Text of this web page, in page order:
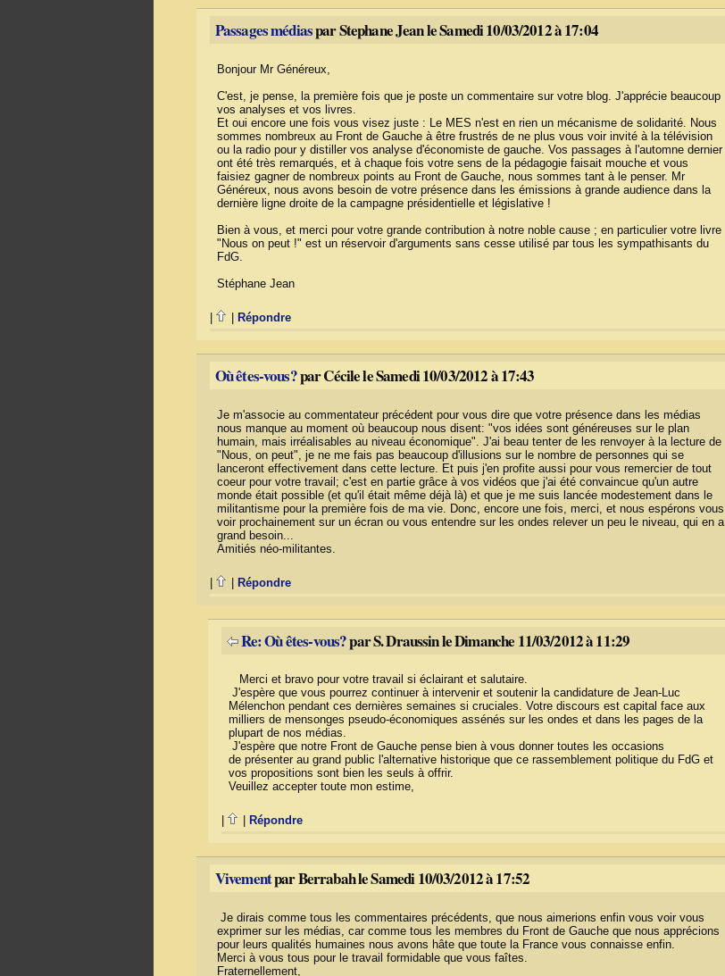
Passages médiaspar Stephane Jean le Samedi 10/03/2012 à 17:04
Bonjour Mr Généreux,
C'est, je pense, la première fois que je poste un commentaire sur votre blog. J'apprécie beaucoup
vos analyses et vos livres.
Et oui encore une fois vous visez juste : Le MES n'est en rien un mécanisme de solidarité. Nous
sommes nombreux au Front de Gauche à être frustrés de ne plus vous voir invité à la télévision
ou la radio pour y distiller vos analyse d'économiste de gauche. Vos passages à l'automne dernier
ont été très remarqués, et à chaque fois votre sens de la pédagogie faisait mouche et vous
faisiez gagner de nombreux points au Front de Gauche, nous sommes tant à le penser. Mr
Généreux, nous avons besoin de votre présence dans les émissions à grande audience dans la
dernière ligne droite de la campagne présidentielle et législative !
Bien à vous, et merci pour votre grande contribution à notre noble cause ; en particulier votre livre
"Nous on peut !" est un réservoir d'arguments sans cesse utilisé par tous les sympathisants du
FdG.
Stéphane Jean
Répondre
Où êtes-vous?par Cécile le Samedi 10/03/2012 à 17:43
Je m'associe au commentateur précédent pour vous dire que votre présence dans les médias
nous manque au moment où beaucoup nous disent: "vos idées sont généreuses sur le plan
humain, mais irréalisables au niveau économique". J'ai beau tenter de les renvoyer à la lecture de
"Nous, on peut", je ne me fais pas beaucoup d'illusions sur le nombre de personnes qui se
lanceront effectivement dans cette lecture. Et puis j'en profite aussi pour vous remercier de tout
coeur pour votre travail; c'est en partie grâce à vos vidéos que j'ai été convaincue qu'un autre
monde était possible (et qu'il était même déjà là) et que je me suis lancée modestement dans le
militantisme pour la première fois de ma vie. Donc, encore une fois, merci, et nous espérons vous
voir prochainement sur un écran ou vous entendre sur les ondes relever un peu le niveau, qui en a
grand besoin...
Amitiés néo-militantes.
| | Répondre
Re: Où êtes-vous?par S. Draussin le Dimanche 11/03/2012 à 11:29
Merci et bravo pour votre travail si éclairant et salutaire.
J'espère que vous pourrez continuer à intervenir et soutenir la candidature de Jean-Luc
Mélenchon pendant ces dernières semaines si cruciales. Votre discours est capital face aux
milliers de mensonges pseudo-économiques assénés sur les ondes et dans les pages de la
plupart de nos médias.
J'espère que notre Front de Gauche pense bien à vous donner toutes les occasions
de présenter au grand public l'alternative historique que ce rassemblement politique du FdG et
vos propositions sont bien les seuls à offrir.
Veuillez accepter toute mon estime,
Répondre
Vivementpar Berrabah le Samedi 10/03/2012 à 17:52
Je dirais comme tous les commentaires précédents, que nous aimerions enfin vous voir vous
exprimer sur les médias, car comme tous les membres du Front de Gauche que nous apprécions
pour leurs qualités humaines nous avons hâte que toute la France vous connaisse enfin.
Merci à vous tous pour le travail formidable que vous faîtes.
Fraternellement,